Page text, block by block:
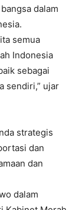
dalam
semua
Indonesia
sebagai
sendiri,” ujar
strategis
dan
dan
dalam